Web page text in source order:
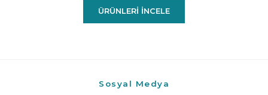
ÜRÜNLERI İNCELE
Sosyal Medya